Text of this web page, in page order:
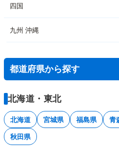
四国
九州 沖縄
都道府県から探す
北海道・東北
北海道 宮城県 福島県 青
秋田県